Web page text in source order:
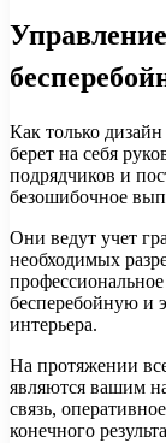
Как только дизайн
берет на себя
подрядчиков и
безошибочное
Они ведут учет
необходимых
бесперебойную и
интерьера.
На протяжении
являются вашим
связь,
конечного